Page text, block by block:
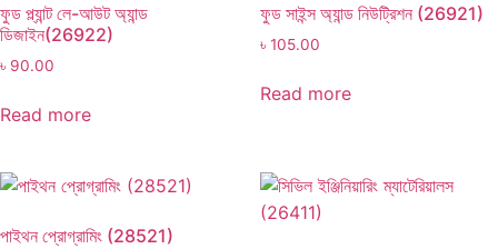
ফুড প্ল্যান্ট লে-আউট অ্যান্ড
ডিজাইন(26922)
৳ 90.00
Read more
ফুড সাইন্স অ্যান্ড নিউট্রিশন (26921)
৳ 105.00
Read more
পাইথন প্রোগ্রামিং (28521)